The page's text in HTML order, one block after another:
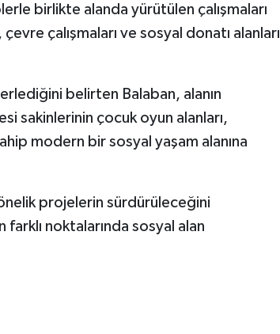
birlikte alanda yürütülen çalışmaları
çalışmaları ve sosyal donatı alanları
belirten Balaban, alanın
sakinlerinin çocuk oyun alanları,
modern bir sosyal yaşam alanına
projelerin sürdürüleceğini
noktalarında sosyal alan